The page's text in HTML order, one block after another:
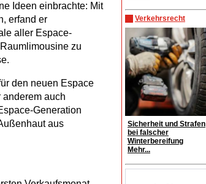
Verkehrsrecht
Sicherheit und Strafen
bei falscher
Winterbereifung
Mehr...
Ideen einbrachte: Mit
erfand er
aller Espace-
zu
den neuen Espace
auch
Generation
aus